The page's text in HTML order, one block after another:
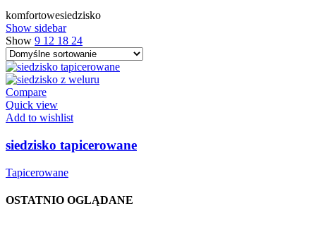
komfortowesiedzisko
Show sidebar
Show 9 12 18 24
Compare
Quick view
Add to wishlist
siedzisko tapicerowane
Tapicerowane
OSTATNIO OGLĄDANE